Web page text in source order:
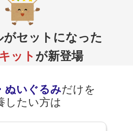
がセットになった
ット が新登場
ぬいぐるみだけを
したい方は